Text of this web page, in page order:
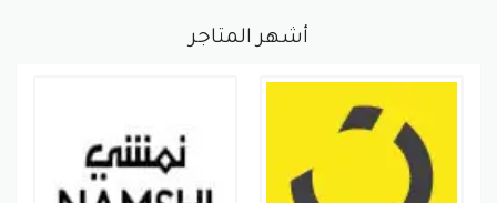
أشهر المتاجر